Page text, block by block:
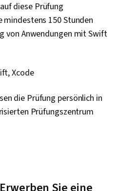
(UI), Ereignisgesteuerte
Datenfluss,
von Code, Paket- und
Web-Server, Postman-API-
Tools, Semantisches
Browser-Kompatibilität
diese Prüfung
mindestens 150 Stunden
von Anwendungen mit Swift
Xcode
die Prüfung persönlich in
Prüfungszentrum